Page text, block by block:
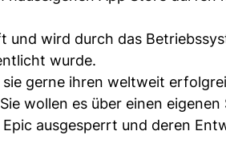
und wird durch das
wurde.
gerne ihren weltweit
wollen es über einen
ausgesperrt und deren